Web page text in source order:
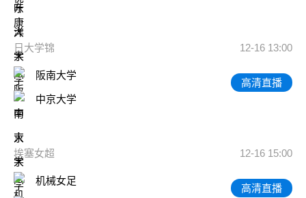
日大学锦 12-16 13:00
阪南大学
中京大学
高清直播
埃塞女超 12-16 15:00
机械女足
高清直播